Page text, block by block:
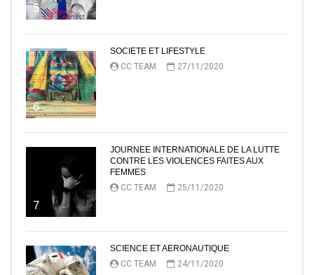
5
6
SOCIETE ET LIFESTYLE
CC TEAM
27/11/2020
7
JOURNEE INTERNATIONALE DE LA LUTTE
CONTRE LES VIOLENCES FAITES AUX
FEMMES
CC TEAM
25/11/2020
SCIENCE ET AERONAUTIQUE
CC TEAM
24/11/2020